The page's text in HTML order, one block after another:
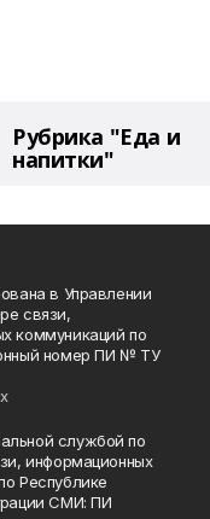
Рубрика "Еда и
напитки"
в Управлении
связи,
коммуникаций по
номер ПИ № ТУ
службой по
информационных
Республике
СМИ: ПИ